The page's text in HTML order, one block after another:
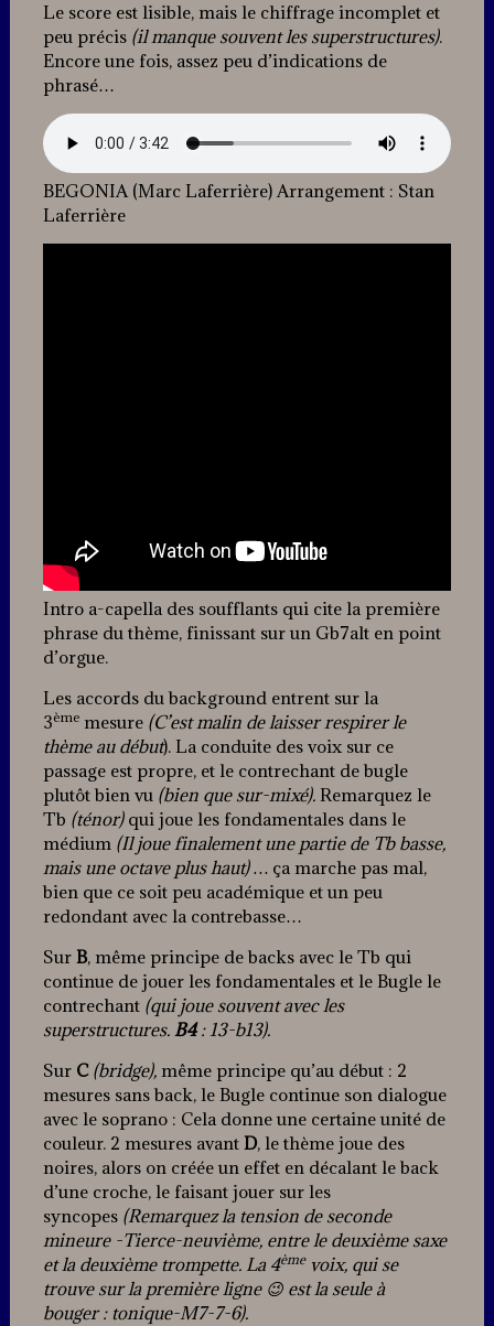
Le score est lisible, mais le chiffrage incomplet et
peu précis (il manque souvent les superstructures).
Encore une fois, assez peu d’indications de
phrasé…
BEGONIA (Marc Laferrière) Arrangement : Stan
Laferrière
Intro a-capella des soufflants qui cite la première
phrase du thème, finissant sur un Gb7alt en point
d’orgue.
Les accords du background entrent sur la
3èmemesure (C’est malin de laisser respirer le
thème au début). La conduite des voix sur ce
passage est propre, et le contrechant de bugle
plutôt bien vu(bien que sur-mixé). Remarquez le
Tb (ténor) qui joue les fondamentales dans le
médium(Il joue finalement une partie de Tb basse,
mais une octave plus haut) … ça marche pas mal,
bien que ce soit peu académique et un peu
redondant avec la contrebasse…
Sur B, même principe de backs avec le Tb qui
continue de jouer les fondamentales et le Bugle le
contrechant (qui joue souvent avec les
superstructures. B4: 13-b13).
Sur C (bridge),même principe qu’au début : 2
mesures sans back, le Bugle continue son dialogue
avec le soprano : Cela donne une certaine unité de
couleur. 2 mesures avant D, le thème joue des
noires, alors on créée un effet en décalant le back
d’une croche, le faisant jouer sur les
syncopes (Remarquez la tension de seconde
mineure -Tierce-neuvième, entre le deuxième saxe
et la deuxième trompette. La 4èmevoix, qui se
trouve sur la première ligne 😉 est la seule à
bouger : tonique-M7-7-6).